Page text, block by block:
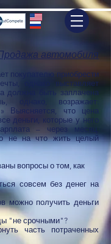
автомобиля
покупателю приобрести
однако выставляет
должна быть заплачена
однако, возражает:
Выясняется, что цена
деньги, которые у него
– через месяц.
не на что жить целый
вопросы о том, как
совсем без денег на
можно получить деньги
"не срочными"?
часть потраченных